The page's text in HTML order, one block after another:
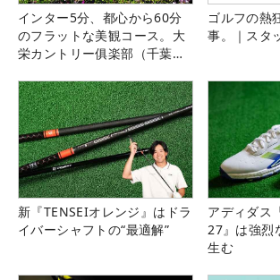
インター5分、都心から60分
のフラットな美観コース。大
栄カントリー俱楽部（千葉
ゴルフの熱
事。｜スタ
新『TENSEIオレンジ』はドラ
イバーシャフトの“最適解”
アディダス
27』は強烈
生む